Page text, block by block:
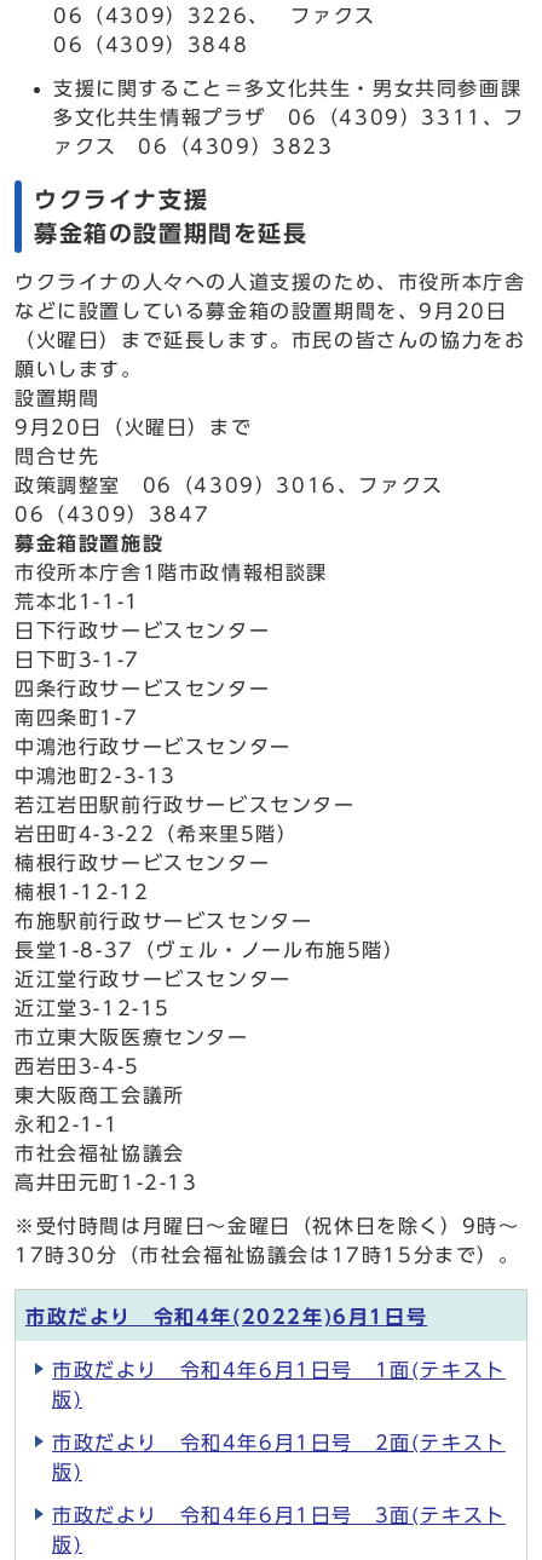
06（4309）3226、 ファクス
06（4309）3848
支援に関すること＝多文化共生・男女共同参画課
多文化共生情報プラザ 06（4309）3311、フ
ァクス 06（4309）3823
ウクライナ支援
募金箱の設置期間を延長
ウクライナの人々への人道支援のため、市役所本庁舎
などに設置している募金箱の設置期間を、9月20日
（火曜日）まで延長します。市民の皆さんの協力をお
願いします。
設置期間
9月20日（火曜日）まで
問合せ先
政策調整室 06（4309）3016、ファクス
06（4309）3847
募金箱設置施設
市役所本庁舎1階市政情報相談課
荒本北1-1-1
日下行政サービスセンター
日下町3-1-7
四条行政サービスセンター
南四条町1-7
中鴻池行政サービスセンター
中鴻池町2-3-13
若江岩田駅前行政サービスセンター
岩田町4-3-22（希来里5階）
楠根行政サービスセンター
楠根1-12-12
布施駅前行政サービスセンター
長堂1-8-37（ヴェル・ノール布施5階）
近江堂行政サービスセンター
近江堂3-12-15
市立東大阪医療センター
西岩田3-4-5
東大阪商工会議所
永和2-1-1
市社会福祉協議会
高井田元町1-2-13
※受付時間は月曜日～金曜日（祝休日を除く）9時～
17時30分（市社会福祉協議会は17時15分まで）。
市政だより 令和4年(2022年)6月1日号
市政だより 令和4年6月1日号 1面(テキスト
版)
市政だより 令和4年6月1日号 2面(テキスト
版)
市政だより 令和4年6月1日号 3面(テキスト
版)